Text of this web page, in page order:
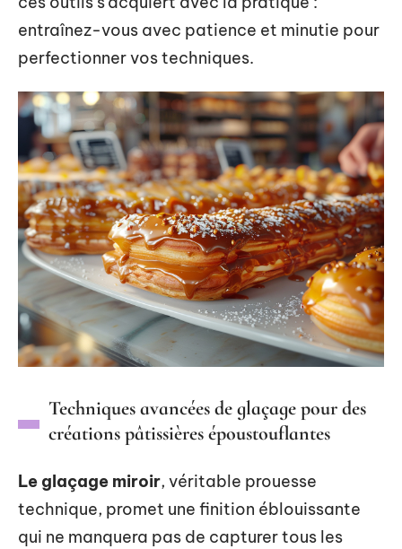
entraînez-vous avec patience et minutie pour
perfectionner vos techniques.
Techniques avancées de glaçage pour des
créations pâtissières époustouflantes
Le glaçage miroir, véritable prouesse
technique, promet une finition éblouissante
qui ne manquera pas de capturer tous les